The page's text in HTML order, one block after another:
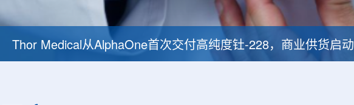
Thor Medical从AlphaOne首次交付高纯度钍-228，商业供货启动